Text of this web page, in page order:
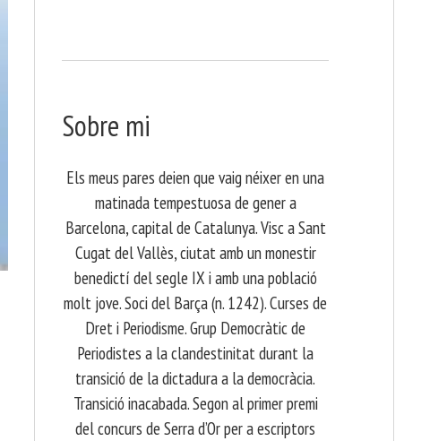
Sobre mi
Els meus pares deien que vaig néixer en una
matinada tempestuosa de gener a
Barcelona, capital de Catalunya. Visc a Sant
Cugat del Vallès, ciutat amb un monestir
benedictí del segle IX i amb una població
molt jove. Soci del Barça (n. 1242). Curses de
Dret i Periodisme. Grup Democràtic de
Periodistes a la clandestinitat durant la
transició de la dictadura a la democràcia.
Transició inacabada. Segon al primer premi
del concurs de Serra d’Or per a escriptors